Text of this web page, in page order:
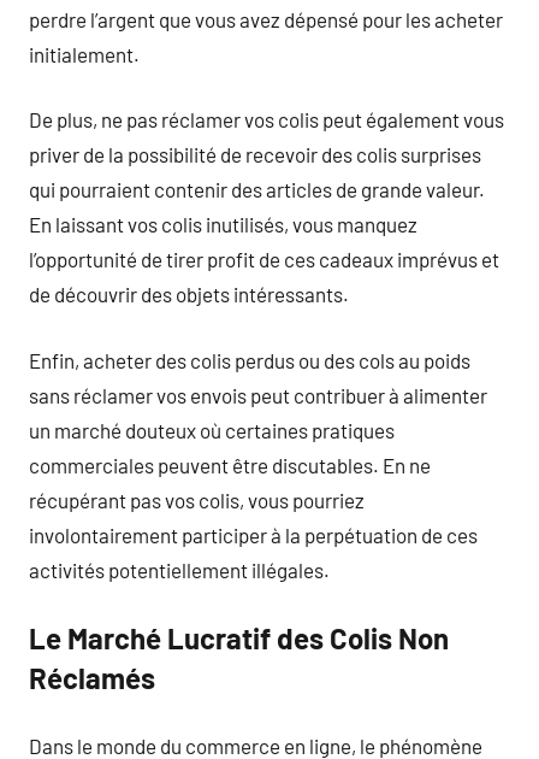
perdre l’argent que vous avez dépensé pour les acheter
initialement.
De plus, ne pas réclamer vos colis peut également vous
priver de la possibilité de recevoir des colis surprises
qui pourraient contenir des articles de grande valeur.
En laissant vos colis inutilisés, vous manquez
l’opportunité de tirer profit de ces cadeaux imprévus et
de découvrir des objets intéressants.
Enfin, acheter des colis perdus ou des cols au poids
sans réclamer vos envois peut contribuer à alimenter
un marché douteux où certaines pratiques
commerciales peuvent être discutables. En ne
récupérant pas vos colis, vous pourriez
involontairement participer à la perpétuation de ces
activités potentiellement illégales.
Le Marché Lucratif des Colis Non
Réclamés
Dans le monde du commerce en ligne, le phénomène